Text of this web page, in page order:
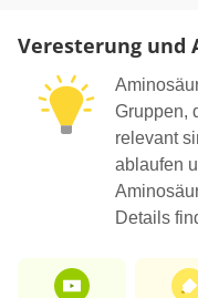
Veresterung und
Gruppen,
relevant
ablaufen
Details